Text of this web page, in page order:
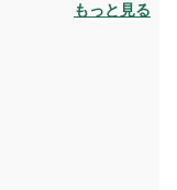
外に柔らかいねー。
いなか、外で遊ん
館はありがたかっ
テルへ。とても楽
で車の中で、あん
いました。また、
もっと見る